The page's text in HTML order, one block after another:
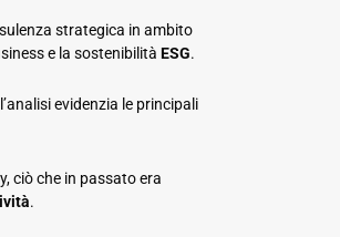
strategica in ambito
e la sostenibilità ESG.
evidenzia le principali
ciò che in passato era
.